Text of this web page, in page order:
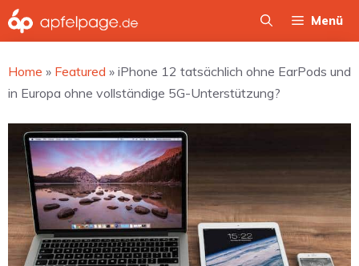
Zum
Inhalt
Menü
Home » Featured » iPhone 12 tatsächlich ohne EarPods und
in Europa ohne vollständige 5G-Unterstützung?